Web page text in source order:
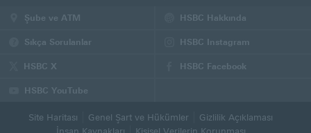
Şube ve ATM HSBC Hakkında
Sıkça Sorulanlar
HSBC Instagram
sayfa
HSBC X
sayfa
pencerede
açılacaktır)
HSBC Facebook
pencerede
HSBC YouTube
sayfa
Site Haritası Genel Şart ve Hükümler
Gizlilik Açıklaması